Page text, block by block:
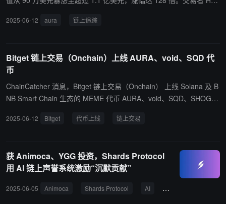
天前，恰好在暴涨开始时。以 9.4 万美元全部卖出，亏损 3.8 万美
2025-06-12 aura 链上追踪
Bitget 链上交易（Onchain）上线 AURA、void、SQD 代
币
ChainCatcher 消息，Bitget 链上交易（Onchain） 上线 Solana 及 B
NB Smart Chain 生态的 MEME 代币 AURA、void、SQD、SHOGG
链上交易（Onchain） 旨在无缝连接 CEX 与 DEX，为用户提供更加
BNB Smart Chain（BSC）与 Base 等热门公链。
2025-06-12 Bitget 代币上线 链上交易
获 Animoca、YGG 投资，Shards Protocol
用 AI 链上声誉系统激励“沉默贡献”
2025-06-05 Animoca Shards Protocol AI 链上声誉系统